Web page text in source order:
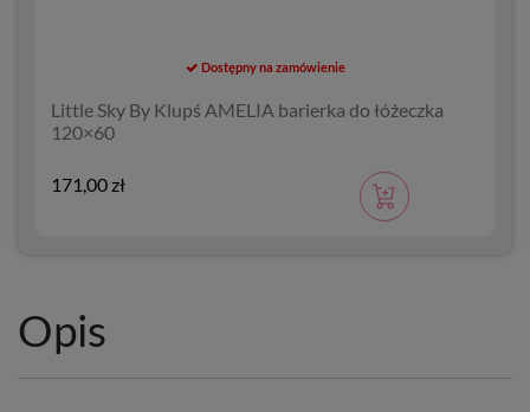
Dostępny na zamówienie
Little Sky By Klupś AMELIA barierka do łóżeczka
120×60
171,00 zł
Opis